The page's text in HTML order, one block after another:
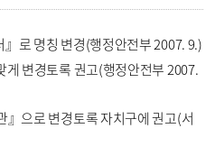
로 명칭 변경(행정안전부 2007. 9.)
변경토록 권고(행정안전부 2007.
』으로 변경토록 자치구에 권고(서